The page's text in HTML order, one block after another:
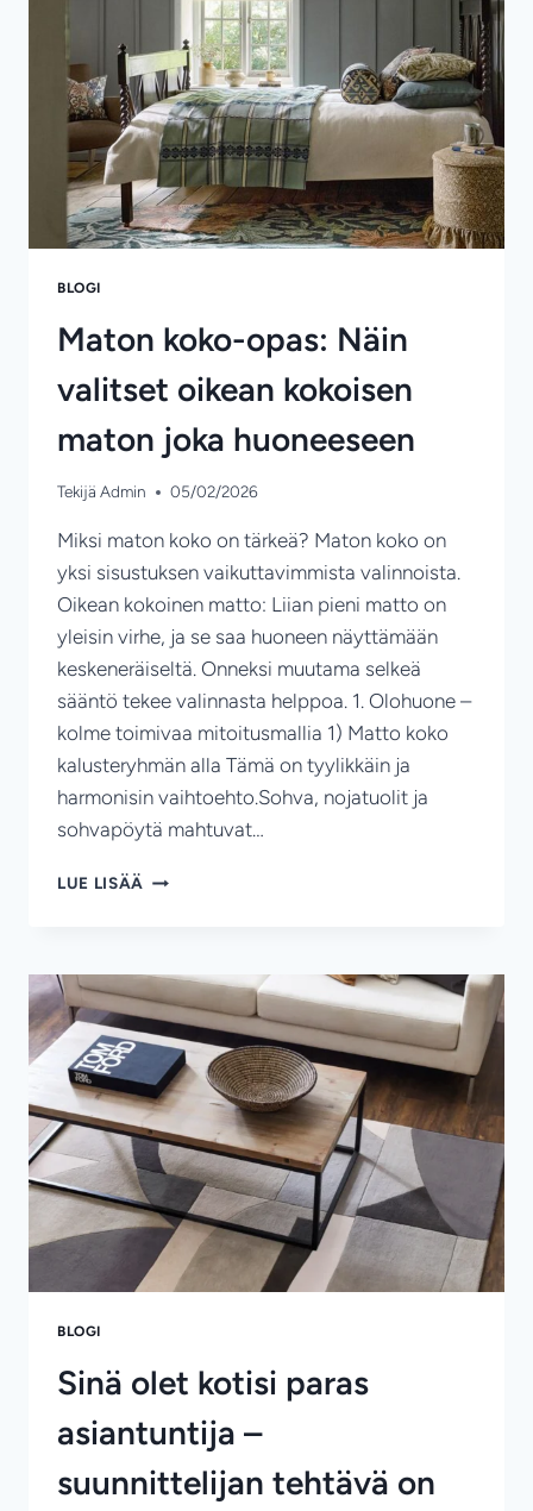
SE
TOIMII
BLOGI
Maton koko-opas: Näin
valitset oikean kokoisen
maton joka huoneeseen
Tekijä Admin 05/02/2026
Miksi maton koko on tärkeä? Maton koko on
yksi sisustuksen vaikuttavimmista valinnoista.
Oikean kokoinen matto: Liian pieni matto on
yleisin virhe, ja se saa huoneen näyttämään
keskeneräiseltä. Onneksi muutama selkeä
sääntö tekee valinnasta helppoa. 1. Olohuone –
kolme toimivaa mitoitusmallia 1) Matto koko
kalusteryhmän alla Tämä on tyylikkäin ja
harmonisin vaihtoehto.Sohva, nojatuolit ja
sohvapöytä mahtuvat…
LUE LISÄÄ MATON
VALITSET
OIKEAN
KOKOISEN
MATON
JOKA
HUONEESEEN
BLOGI
Sinä olet kotisi paras
asiantuntija –
suunnittelijan tehtävä on